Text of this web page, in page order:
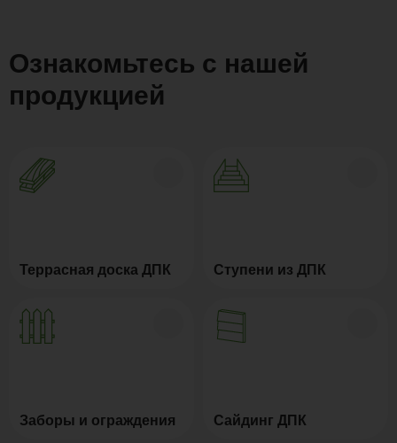
Ознакомьтесь с нашей
продукцией
Террасная доска ДПК Ступени из ДПК
Заборы и ограждения Сайдинг ДПК